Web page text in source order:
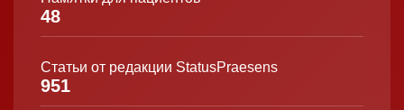
48
Статьи от редакции StatusPraesens
951